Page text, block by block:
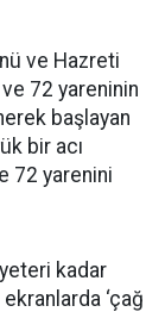
ve Hazreti
72 yareninin
başlayan
bir acı
72 yarenini
kadar
‘çağ